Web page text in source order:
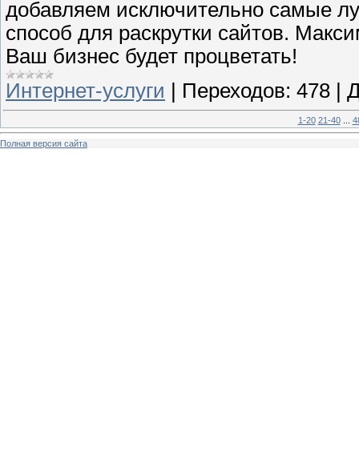
добавляем исключительно самые
способ для раскрутки сайтов.
Ваш бизнес будет процветать!
Интернет-услуги
Переходов: 478
1-20 21-40
Полная версия сайта